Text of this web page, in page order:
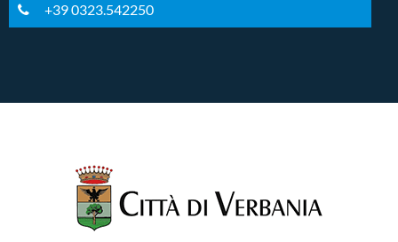
+39 0323.542250